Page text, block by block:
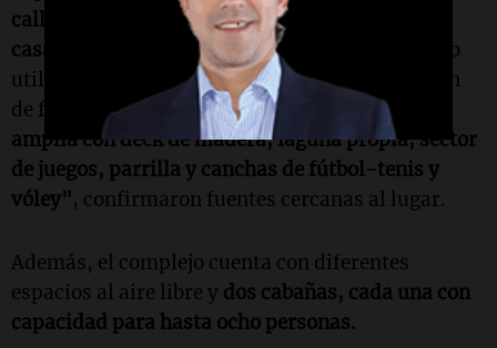
calle Los Cedros al 903y se describe como una
casa de campo de alquiler y eventos
, que ha sido
utilizada en varias ocasiones para la realización
de fiestas."El predio dispone de una piscina
amplia con deck de madera, laguna propia, sector
de juegos, parrilla y canchas de fútbol-tenis y
vóley", confirmaron fuentes cercanas al lugar.
Además, el complejo cuenta con diferentes
espacios al aire libre y dos cabañas, cada una con
capacidad para hasta ocho personas.